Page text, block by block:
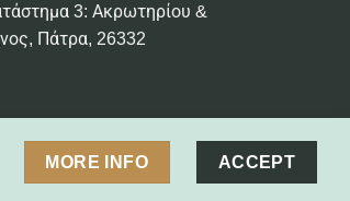
3: Ακρωτηρίου &
Πάτρα, 26332
Credit
Card
Bank
TransferOn
Cash
on
MORE INFO ACCEPT